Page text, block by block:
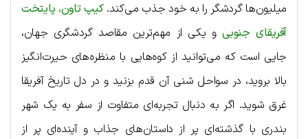
میلیون‌ها گردشگر را به خود جذب می‌کند.کیپ تاون، پایتخت
آفریقای جنوبیو یکی از مهم‌ترین مقاصد گردشگری جهان،
جایی است که می‌توانید از کوه‌هایی با منظره‌های حیرت‌انگیز
بالا بروید، در سواحل شنی آن قدم بزنید و در دل تاریخ آفریقا
غرق شوید. اگر به دنبال تجربه‌ای متفاوت از سفر به یک شهر
بندری با گذشته‌ای پر از داستان‌های جذاب و آینده‌ای پر از